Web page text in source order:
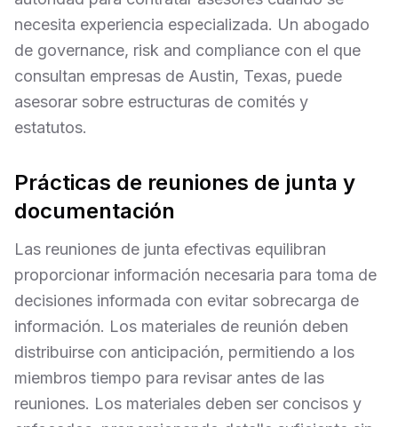
necesita experiencia especializada. Un abogado
de governance, risk and compliance con el que
consultan empresas de Austin, Texas, puede
asesorar sobre estructuras de comités y
estatutos.
Prácticas de reuniones de junta y
documentación
Las reuniones de junta efectivas equilibran
proporcionar información necesaria para toma de
decisiones informada con evitar sobrecarga de
información. Los materiales de reunión deben
distribuirse con anticipación, permitiendo a los
miembros tiempo para revisar antes de las
reuniones. Los materiales deben ser concisos y